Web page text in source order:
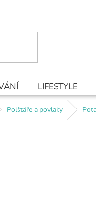
LIFESTYLE
Polštáře a povlaky